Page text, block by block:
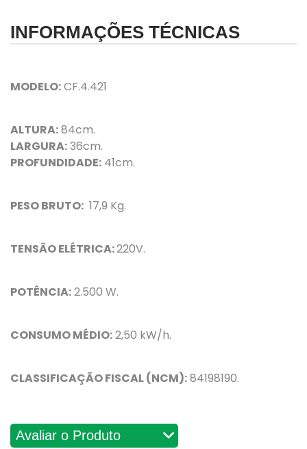
INFORMAÇÕES TÉCNICAS
MODELO:CF.4.421
ALTURA:84cm.
LARGURA:36cm.
PROFUNDIDADE: 41cm.
PESO BRUTO: 17,9 Kg.
TENSÃO ELÉTRICA:220V.
POTÊNCIA:2.500 W.
CONSUMO MÉDIO:2,50 kW/h.
CLASSIFICAÇÃO FISCAL (NCM):84198190.
Avaliações